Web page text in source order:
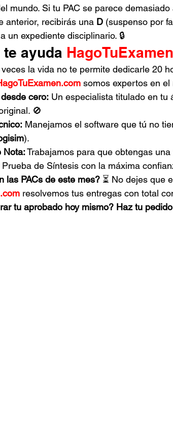
mundo. Si tu PAC se parece
anterior, recibirás una D (suspenso por
un expediente disciplinario. 🔒
te ayuda
la vida no te permite dedicarle 20
somos expertos en el
cero: Un especialista titulado en tu
🚫
Manejamos el software que tú no
).
Nota: Trabajamos para que obtengas una
de Síntesis con la máxima
las PACs de este mes? ⏳ No dejes que
resolvemos tus entregas con total
tu aprobado hoy mismo? Haz tu